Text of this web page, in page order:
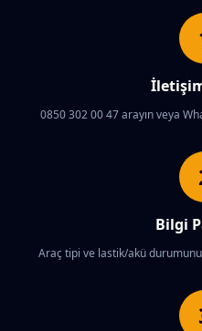
0850 302 00 47 arayın veya
Bilgi
Araç tipi ve lastik/akü